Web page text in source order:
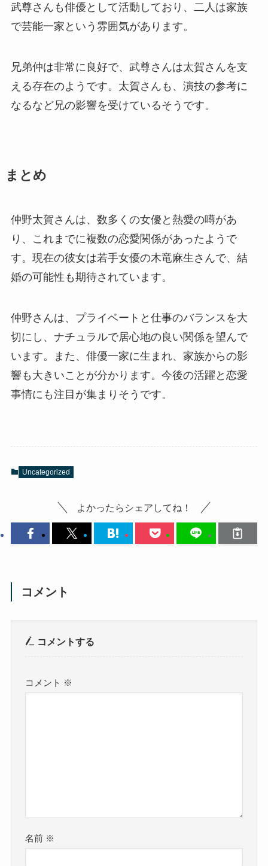
武尊さんも俳優として活動しており、二人は家族
で芸能一家という雰囲気があります。
兄弟仲は非常に良好で、武尊さんは太賀さんを支
える存在のようです。太賀さんも、演技の参考に
なるなど兄の影響を受けているそうです。
まとめ
仲野太賀さんは、数多くの女優と熱愛の噂があ
り、これまでに複数の恋愛関係があったようで
す。現在の彼女は若手女優の木竜麻生さんで、結
婚の可能性も期待されています。
仲野さんは、プライベートと仕事のバランスを大
切にし、ナチュラルで居心地の良い関係を望んで
います。また、俳優一家に生まれ、家族からの影
響も大きいことが分かります。今後の活躍と恋愛
事情にも注目が集まりそうです。
Uncategorized
よかったらシェアしてね！
コメント
コメントする
コメント ※
名前 ※